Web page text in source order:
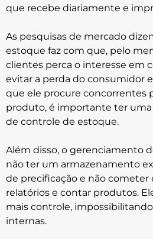
que recebe diariamente e
As pesquisas de mercado
estoque faz com que, pelo
clientes perca o interesse em
evitar a perda do consumidor
que ele procure concorrentes
produto, é importante ter
de controle de estoque.
Além disso, o gerenciamento
não ter um armazenamento
de precificação e não cometer
relatórios e contar produtos.
mais controle,
internas.